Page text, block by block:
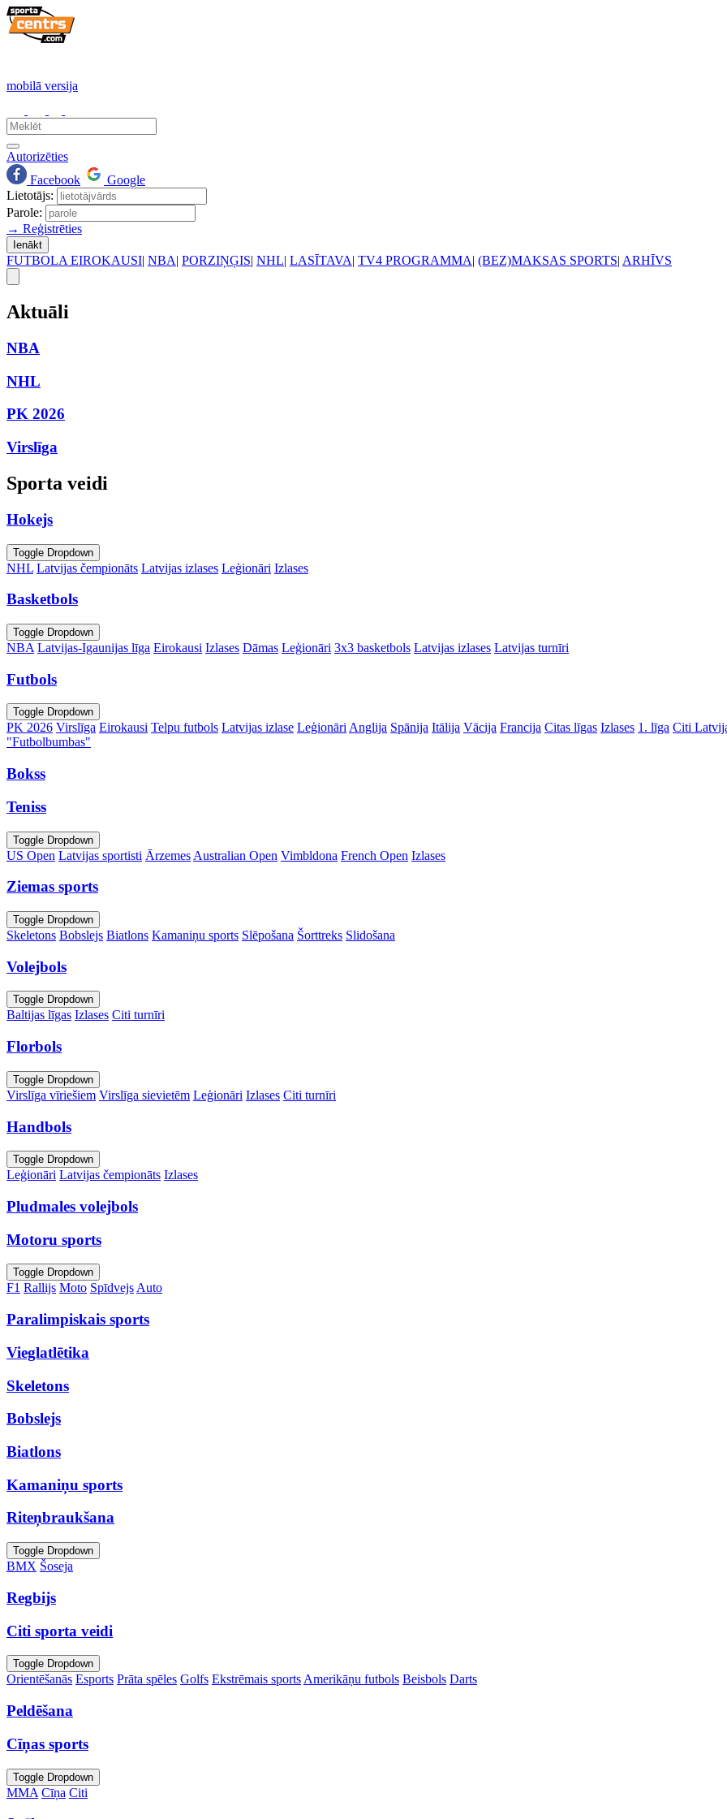
mobilā versija
Autorizēties
Facebook
Google
Lietotājs:
Parole:
→ Reģistrēties
Ienākt
FUTBOLA EIROKAUSI| NBA| PORZIŅĢIS| NHL| LASĪTAVA| TV4 PROGRAMMA| (BEZ)MAKSAS SPORTS| ARHĪVS
Aktuāli
NBA
NHL
PK 2026
Virslīga
Sporta veidi
Hokejs
Toggle Dropdown
NHL Latvijas čempionāts Latvijas izlases Leģionāri Izlases
Basketbols
Toggle Dropdown
NBA Latvijas-Igaunijas līga Eirokausi Izlases Dāmas Leģionāri 3x3 basketbols Latvijas izlases Latvijas turnīri
Futbols
Toggle Dropdown
PK 2026 Virslīga Eirokausi Telpu futbols Latvijas izlase Leģionāri Anglija Spānija Itālija Vācija Francija Citas līgas Izlases 1. līga Citi
"Futbolbumbas"
Bokss
Teniss
Toggle Dropdown
US Open Latvijas sportisti Ārzemes Australian Open Vimbldona French Open Izlases
Ziemas sports
Toggle Dropdown
Skeletons Bobslejs Biatlons Kamaniņu sports Slēpošana Šorttreks Slidošana
Volejbols
Toggle Dropdown
Baltijas līgas Izlases Citi turnīri
Florbols
Toggle Dropdown
Virslīga vīriešiem Virslīga sievietēm Leģionāri Izlases Citi turnīri
Handbols
Toggle Dropdown
Leģionāri Latvijas čempionāts Izlases
Pludmales volejbols
Motoru sports
Toggle Dropdown
F1 Rallijs Moto SpīdvejsAuto
Paralimpiskais sports
Vieglatlētika
Skeletons
Bobslejs
Biatlons
Kamaniņu sports
Riteņbraukšana
Toggle Dropdown
BMX Šoseja
Regbijs
Citi sporta veidi
Toggle Dropdown
Orientēšanās Esports Prāta spēles Golfs Ekstrēmais sports Amerikāņu futbols Beisbols Darts
Peldēšana
Cīņas sports
Toggle Dropdown
MMA Cīņa Citi